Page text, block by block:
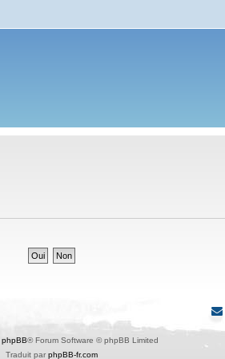
phpBB® Forum Software © phpBB Limited
Traduit par phpBB-fr.com